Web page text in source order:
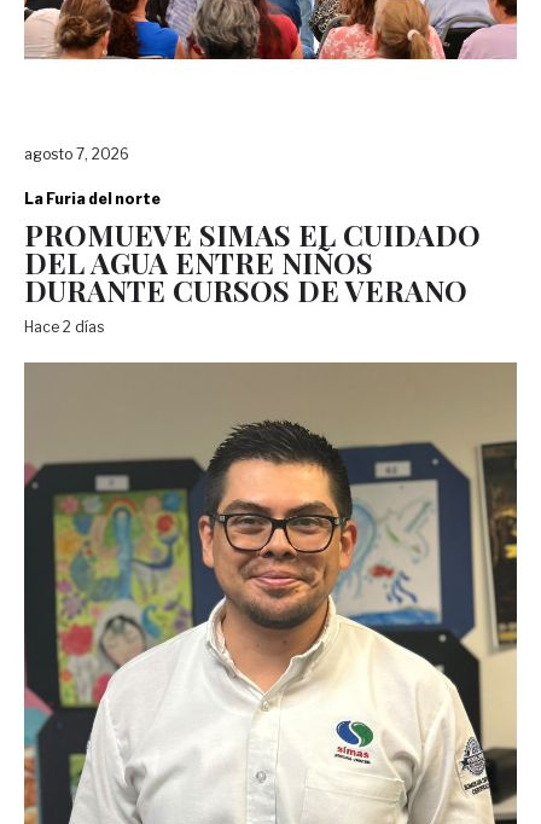
agosto 7, 2026
La Furia del norte
PROMUEVE SIMAS EL CUIDADO
DEL AGUA ENTRE NIÑOS
DURANTE CURSOS DE VERANO
Hace 2 días